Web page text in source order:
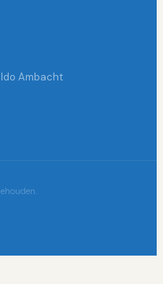
Ambacht